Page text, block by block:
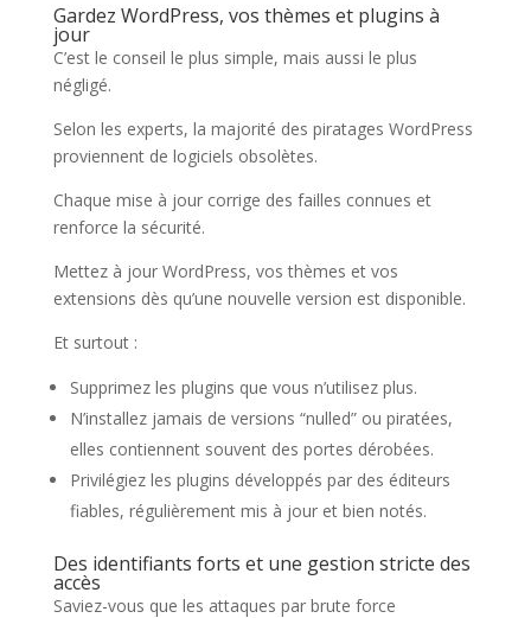
Gardez WordPress, vos thèmes et plugins à
jour
C’est le conseil le plus simple, mais aussi le plus
négligé.
Selon les experts, la majorité des piratages WordPress
proviennent de logiciels obsolètes.
Chaque mise à jour corrige des failles connues et
renforce la sécurité.
Mettez à jour WordPress, vos thèmes et vos
extensions dès qu’une nouvelle version est disponible.
Et surtout :
Supprimez les plugins que vous n’utilisez plus.
N’installez jamais de versions “nulled” ou piratées,
elles contiennent souvent des portes dérobées.
Privilégiez les plugins développés par des éditeurs
fiables, régulièrement mis à jour et bien notés.
Des identifiants forts et une gestion stricte des
accès
Saviez-vous que les attaques par brute force